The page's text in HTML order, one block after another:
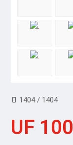
1404 / 1404
UF 100